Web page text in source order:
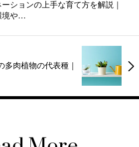
ーションの上手な育て方を解説｜
境や…
多肉植物の代表種｜